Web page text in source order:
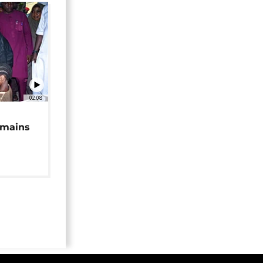
02:08